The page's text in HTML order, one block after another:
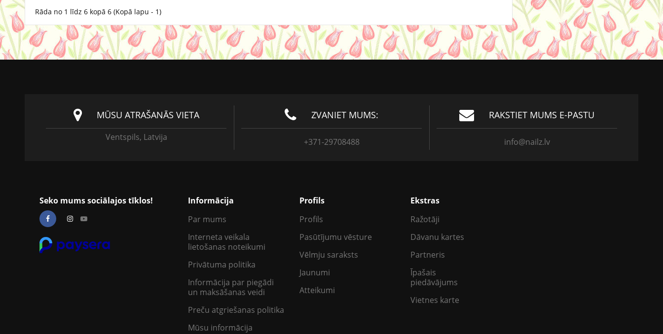
Rāda no 1 līdz 6 kopā 6 (Kopā lapu - 1)
MŪSU ATRAŠANĀS VIETA
Ventspils, Latvija
ZVANIET MUMS:
+371-29708488
RAKSTIET MUMS E-PASTU
info@nailz.lv
Seko mums sociālajos tīklos!
Informācija
Par mums
Interneta veikala
lietošanas noteikumi
Privātuma politika
Informācija par piegādi
un maksāšanas veidi
Preču atgriešanas politika
Mūsu informācija
Profils
Profils
Pasūtījumu vēsture
Vēlmju saraksts
Jaunumi
Atteikumi
Ekstras
Ražotāji
Dāvanu kartes
Partneris
Īpašais
piedāvājums
Vietnes karte